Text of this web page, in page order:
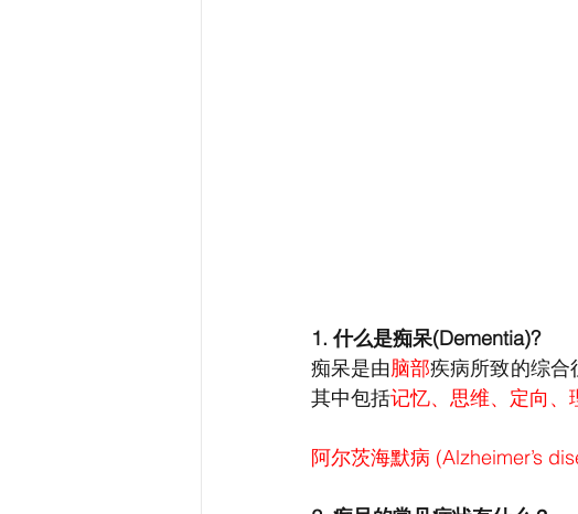
1. 什么是痴呆(Dementia)?
痴呆是由脑部疾病所致的综合
其中包括记忆、思维、定向、
阿尔茨海默病 (Alzheimer’s